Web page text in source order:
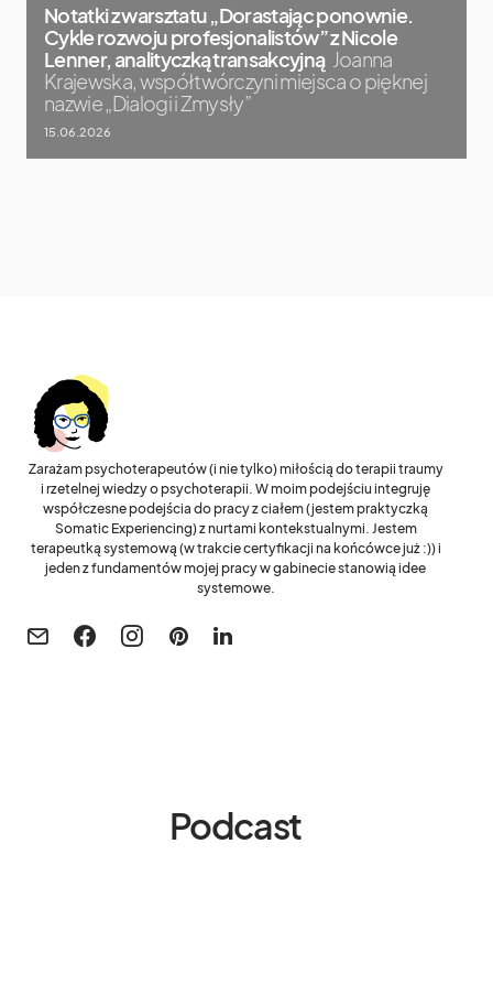
Notatki z warsztatu „Dorastając ponownie.
Cykle rozwoju profesjonalistów” z Nicole
Lenner, analityczką transakcyjną Joanna
Krajewska, współtwórczyni miejsca o pięknej
nazwie „Dialogi i Zmysły”
15.06.2026
Zarażam psychoterapeutów (i nie tylko) miłością do terapii traumy
i rzetelnej wiedzy o psychoterapii. W moim podejściu integruję
współczesne podejścia do pracy z ciałem (jestem praktyczką
Somatic Experiencing) z nurtami kontekstualnymi. Jestem
terapeutką systemową (w trakcie certyfikacji na końcówce już :)) i
jeden z fundamentów mojej pracy w gabinecie stanowią idee
systemowe.
Podcast